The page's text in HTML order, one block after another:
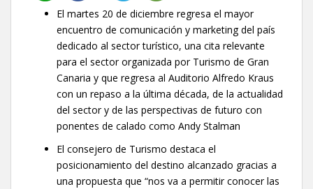
El martes 20 de diciembre regresa el mayor
encuentro de comunicación y marketing del país
dedicado al sector turístico, una cita relevante
para el sector organizada por Turismo de Gran
Canaria y que regresa al Auditorio Alfredo Kraus
con un repaso a la última década, de la actualidad
del sector y de las perspectivas de futuro con
ponentes de calado como Andy Stalman
El consejero de Turismo destaca el
posicionamiento del destino alcanzado gracias a
una propuesta que “nos va a permitir conocer las